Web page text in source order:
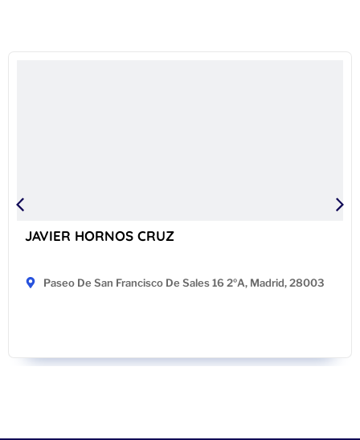
JAVIER HORNOS CRUZ
Paseo De San Francisco De Sales 16 2ºA, Madrid, 28003